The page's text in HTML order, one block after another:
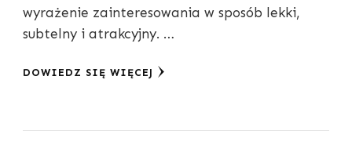
wyrażenie zainteresowania w sposób lekki,
subtelny i atrakcyjny. …
DOWIEDZ SIĘ WIĘCEJ